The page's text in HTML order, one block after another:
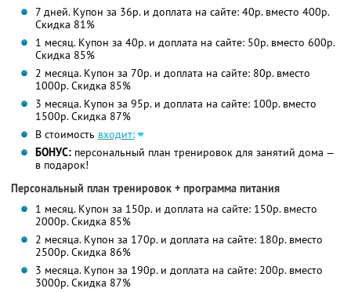
7 дней. Купон за 36р. и доплата на сайте: 40р. вместо 400р.
Скидка 81%
1 месяц. Купон за 40р. и доплата на сайте: 50р. вместо 600р.
Скидка 85%
2 месяца. Купон за 70р. и доплата на сайте: 80р. вместо
1000р.Скидка 85%
3 месяца. Купон за 95р. и доплата на сайте: 100р. вместо
1500р.Скидка 87%
В стоимость входит:
БОНУС:персональный план тренировок для занятий дома —
в подарок!
Персональный план тренировок + программа питания
1 месяц. Купон за 150р. и доплата на сайте: 150р. вместо
2000р.Скидка 85%
2 месяца. Купон за 170р. и доплата на сайте: 180р. вместо
2500р.Скидка 86%
3 месяца. Купон за 190р. и доплата на сайте: 200р. вместо
3000р.Скидка 87%